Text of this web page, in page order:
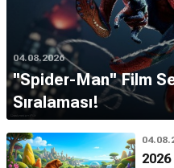
04.08.2026
''Spider-Man'' Film
Sıralaması!
2026